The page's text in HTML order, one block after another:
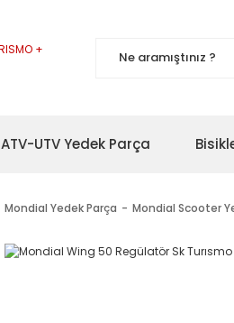
ATV-UTV Yedek Parça
Mondial Yedek Parça Mondial Scooter